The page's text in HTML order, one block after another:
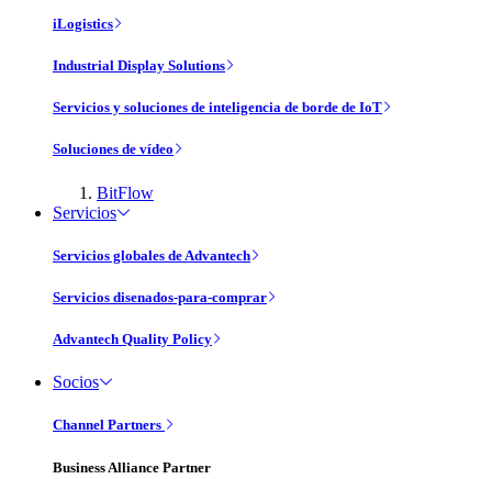
iLogistics
Industrial Display Solutions
Servicios y soluciones de inteligencia de borde de IoT
Soluciones de vídeo
BitFlow
Servicios
Servicios globales de Advantech
Servicios disenados-para-comprar
Advantech Quality Policy
Socios
Channel Partners
Business Alliance Partner